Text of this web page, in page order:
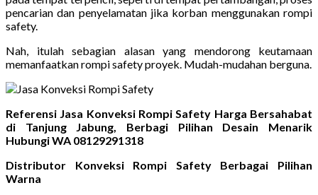
pencarian dan penyelamatan jika korban menggunakan rompi
safety.
Nah, itulah sebagian alasan yang mendorong keutamaan
memanfaatkan rompi safety proyek. Mudah-mudahan berguna.
Referensi Jasa Konveksi Rompi Safety Harga Bersahabat
di Tanjung Jabung, Berbagi Pilihan Desain Menarik
Hubungi WA 08129291318
Distributor Konveksi Rompi Safety Berbagai Pilihan
Warna